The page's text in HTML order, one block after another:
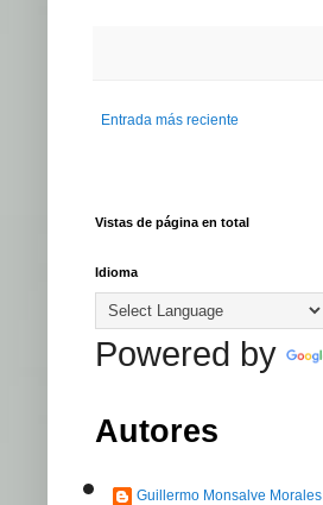
Entrada más reciente
Vistas de página en total
Idioma
Powered by
Autores
Guillermo Monsalve Morales